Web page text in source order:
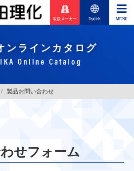
取扱メーカー English
ンラインカタログ
/ 製品お問い合わせ
せフォーム